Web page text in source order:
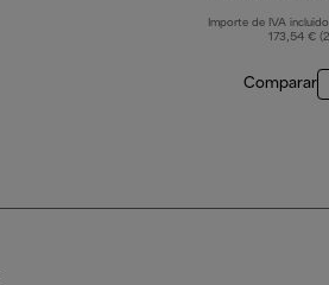
Importe de IVA
173,54 €
Comparar